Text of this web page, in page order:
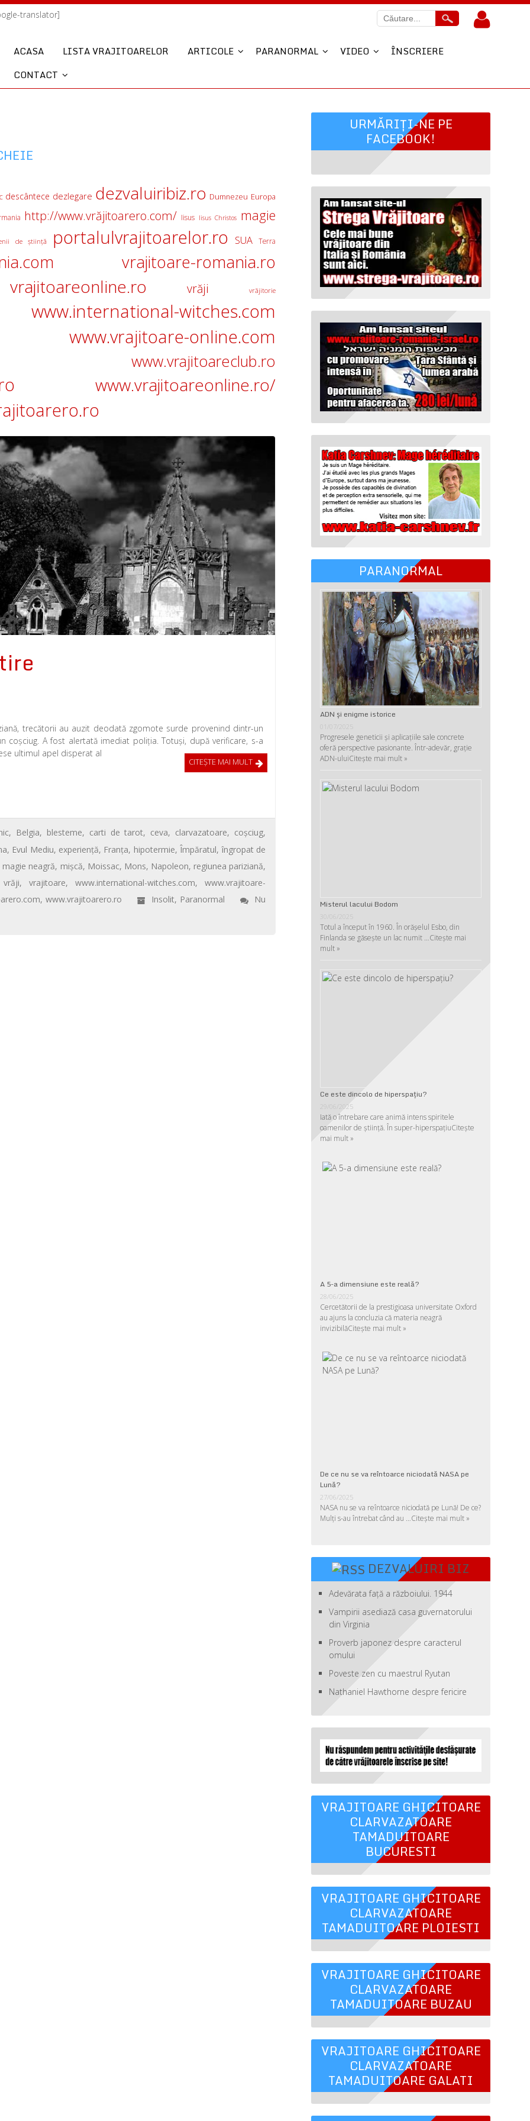
translator]
ACASA LISTA VRAJITOARELOR ARTICOLE PARANORMAL VIDEO
ÎNSCRIERE
CONTACT
descântece dezlegare dezvaluiribiz.ro Dumnezeu Europa
http://www.vrăjitoarero.com/ Iisus Iisus Christos magie
de ştiinţă portalulvrajitoarelor.ro SUA Terra
vrajitoare-romania.ro
vrajitoareonline.ro vrăji vrăjitorie
www.international-witches.com
www.vrajitoare-online.com
www.vrajitoareclub.ro
www.vrajitoareonline.ro/
trecătorii au auzit deodată zgomote surde provenind dintr-un
A fost alertată imediat poliţia. Totuşi, după verificare, s-a
ultimul apel disperat al
CITEŞTE MAI MULT
, Belgia, blesteme, carti de tarot, ceva, clarvazatoare, coşciug,
, Evul Mediu, experienţă, Franţa, hipotermie,Împăratul,îngropat de
magie neagră, mişcă, Moissac, Mons, Napoleon, regiunea pariziană,
vrăji, vrajitoare,www.international-witches.com,www.vrajitoare-
,www.vrajitoarero.ro Insolit, Paranormal
Nu
URMĂRIȚI-NE PE
FACEBOOK!
PARANORMAL
ADN şi enigme istorice
01/07/2025
Progresele geneticii şi aplicaţiile sale concrete
oferă perspective pasionante. Într-adevăr, graţie
ADN-uluiCitește mai mult »
Misterul lacului Bodom
Totul a început în 1960. În orășelul Esbo, din
Finlanda se găsește un lac numit …Citește mai
mult »
Ce este dincolo de hiperspaţiu?
29/06/2025
Iată o întrebare care animă intens spiritele
oamenilor de ştiinţă. În super-hiperspaţiuCitește
mai mult »
A 5-a dimensiune este reală?
28/06/2025
Cercetătorii de la prestigioasa universitate Oxford
au ajuns la concluzia că materia neagră
invizibilăCitește mai mult »
De ce nu se va reîntoarce niciodată NASA pe
Lună?
27/06/2025
NASA nu se va reîntoarce niciodată pe Lună! De ce?
Mulţi s-au întrebat când au …Citește mai mult »
DEZVALUIRI BIZ
Adevărata față a războiului. 1944
Vampirii asediază casa guvernatorului
din Virginia
Proverb japonez despre caracterul
omului
Poveste zen cu maestrul Ryutan
Nathaniel Hawthorne despre fericire
VRAJITOARE GHICITOARE
CLARVAZATOARE
TAMADUITOARE
BUCURESTI
VRAJITOARE GHICITOARE
CLARVAZATOARE
TAMADUITOARE PLOIESTI
VRAJITOARE GHICITOARE
CLARVAZATOARE
TAMADUITOARE BUZAU
VRAJITOARE GHICITOARE
CLARVAZATOARE
TAMADUITOARE GALATI